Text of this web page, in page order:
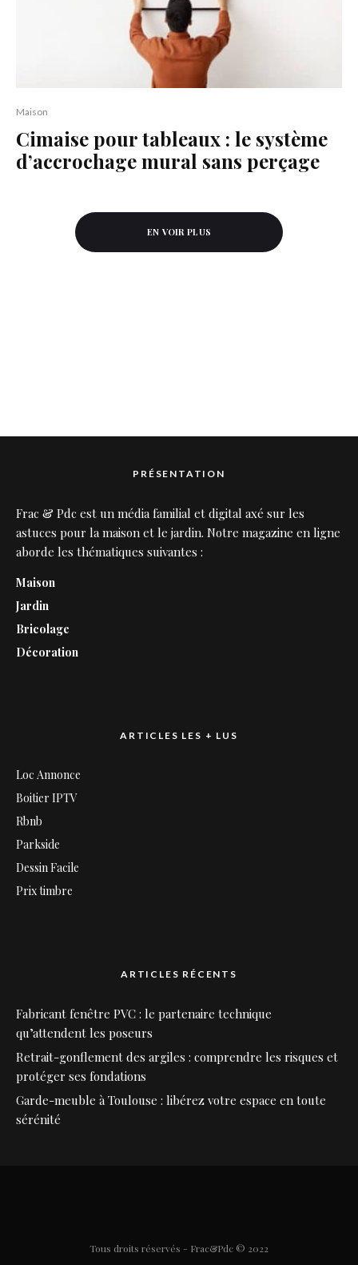
Maison
Cimaise pour tableaux : le système
d’accrochage mural sans perçage
EN VOIR PLUS
PRÉSENTATION
Frac & Pdc est un média familial et digital axé sur les
astuces pour la maison et le jardin. Notre magazine en ligne
aborde les thématiques suivantes :
Maison
Jardin
Bricolage
Décoration
ARTICLES LES + LUS
Loc Annonce
Boitier IPTV
Rbnb
Parkside
Dessin Facile
Prix timbre
ARTICLES RÉCENTS
Fabricant fenêtre PVC : le partenaire technique
qu’attendent les poseurs
Retrait-gonflement des argiles : comprendre les risques et
protéger ses fondations
Garde-meuble à Toulouse : libérez votre espace en toute
sérénité
Tous droits réservés - Frac&Pdc © 2022